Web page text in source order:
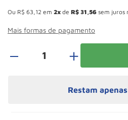
Ou R$ 63 12 em 2 de R$ 31 56 sem juros
Mais formas de pagamento
＋
Restam apenas
9º Rodizio
10 º Paleteira